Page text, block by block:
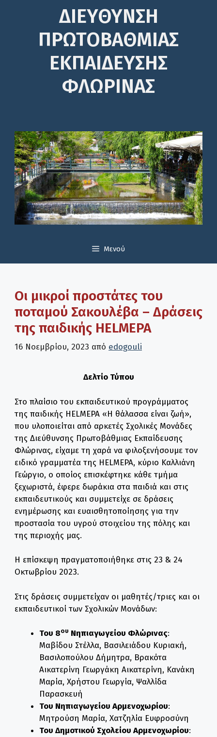
ΔΙΕΎΘΥΝΣΗ
ΠΡΩΤΟΒΆΘΜΙΑΣ
ΕΚΠΑΊΔΕΥΣΗΣ
ΦΛΩΡΙΝΑΣ
Μενού
Οι μικροί προστάτες του
ποταμού Σακουλέβα – Δράσεις
της παιδικής HELMEPA
16 Νοεμβρίου, 2023 από edogouli
Δελτίο Τύπου
Στο πλαίσιο του εκπαιδευτικού προγράμματος
της παιδικής HELMEPA «Η θάλασσα είναι ζωή»,
που υλοποιείται από αρκετές Σχολικές Μονάδες
της Διεύθυνσης Πρωτοβάθμιας Εκπαίδευσης
Φλώρινας, είχαμε τη χαρά να φιλοξενήσουμε τον
ειδικό γραμματέα της HELMEPA, κύριο Καλλιάνη
Γεώργιο, ο οποίος επισκέφτηκε κάθε τμήμα
ξεχωριστά, έφερε δωράκια στα παιδιά και στις
εκπαιδευτικούς και συμμετείχε σε δράσεις
ενημέρωσης και ευαισθητοποίησης για την
προστασία του υγρού στοιχείου της πόλης και
της περιοχής μας.
Η επίσκεψη πραγματοποιήθηκε στις 23 & 24
Οκτωβρίου 2023.
Στις δράσεις συμμετείχαν οι μαθητές/τριες και οι
εκπαιδευτικοί των Σχολικών Μονάδων:
Του 8ου Νηπιαγωγείου Φλώρινας:
Μαβίδου Στέλλα, Βασιλειάδου Κυριακή,
Βασιλοπούλου Δήμητρα, Βρακότα
Αικατερίνη Γεωργάκη Αικατερίνη, Κανάκη
Μαρία, Χρήστου Γεωργία, Ψαλλίδα
Παρασκευή
Του Νηπιαγωγείου Αρμενοχωρίου:
Μητρούση Μαρία, Χατζηλία Ευφροσύνη
Του Δημοτικού Σχολείου Αρμενοχωρίου: